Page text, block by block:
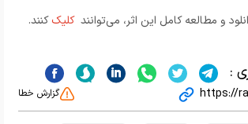
و مطالعه کامل این اثر، می‌توانند کلیککنند.
:
https:// گزارش خطا